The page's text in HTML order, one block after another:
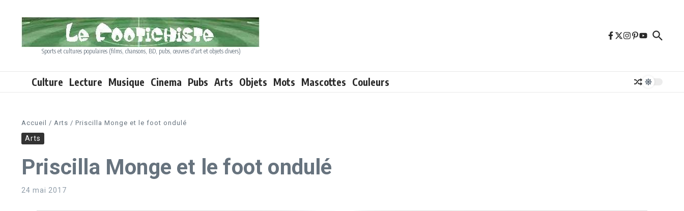
Sports et cultures populaires (films, chansons, BD, pubs, œuvres d'art et objets divers)
Culture Lecture Musique Cinema Pubs Arts Objets Mots Mascottes Couleurs
Accueil / Arts / Priscilla Monge et le foot ondulé
Arts
Priscilla Monge et le foot ondulé
24 mai 2017